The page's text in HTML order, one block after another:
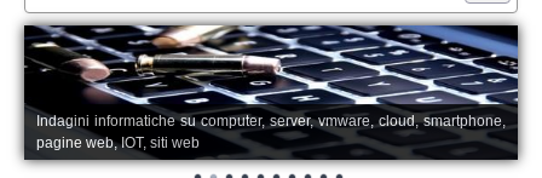
PERIZIE
Perizia Computer
Perizia Smartphone Tablet,Cell.
Indagini informatiche su computer, server, vmware, cloud, smartphone,
pagine web, IOT, siti web